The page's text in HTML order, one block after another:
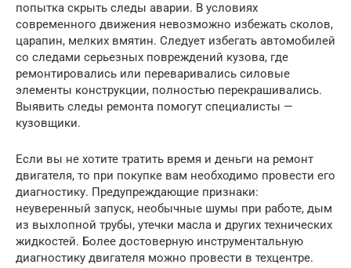
попытка скрыть следы аварии. В условиях
современного движения невозможно избежать сколов,
царапин, мелких вмятин. Следует избегать автомобилей
со следами серьезных повреждений кузова, где
ремонтировались или переваривались силовые
элементы конструкции, полностью перекрашивались.
Выявить следы ремонта помогут специалисты —
кузовщики.
Если вы не хотите тратить время и деньги на ремонт
двигателя, то при покупке вам необходимо провести его
диагностику. Предупреждающие признаки:
неуверенный запуск, необычные шумы при работе, дым
из выхлопной трубы, утечки масла и других технических
жидкостей. Более достоверную инструментальную
диагностику двигателя можно провести в техцентре.